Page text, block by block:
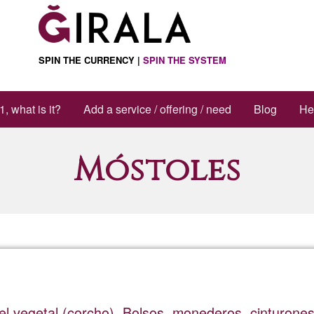
SPIN THE CURRENCY | SPIN THE SYSTEM
what is it? Add a service / offering / need Blog
Móstoles